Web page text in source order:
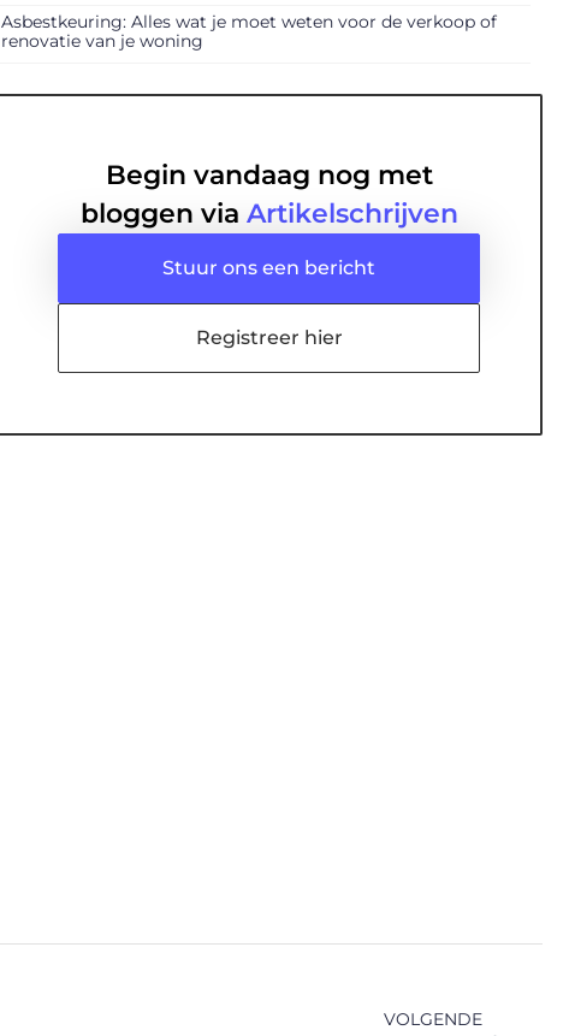
Asbestkeuring: Alles wat je moet weten voor de verkoop of
renovatie van je woning
Begin vandaag nog met
bloggen via Artikelschrijven
Stuur ons een bericht
Registreer hier
VOLGENDE